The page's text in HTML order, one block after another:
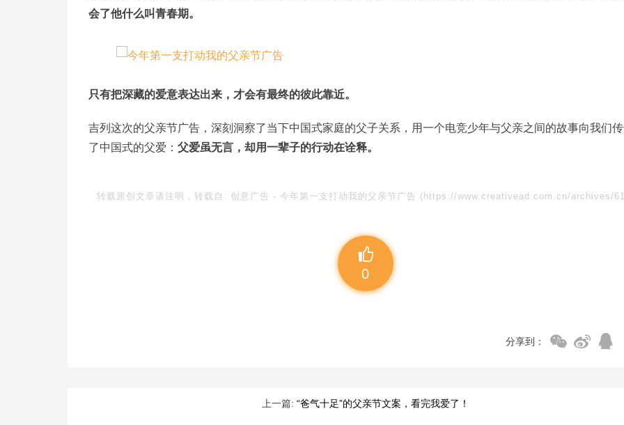
会了他什么叫青春期。
只有把深藏的爱意表达出来，才会有最终的彼此靠近。
吉列这次的父亲节广告，深刻洞察了当下中国式家庭的父子关系，用一个电竞少年与父亲之间的故事向我们
了中国式的父爱： 父爱虽无言，却用一辈子的行动在诠释。
转载原创文章请注明，转载自: 创意广告 - 今年第一支打动我的父亲节广告 (https://www.creativead.com.cn/archives/
0
分享到：
上一篇: “爸气十足”的父亲节文案，看完我爱了！